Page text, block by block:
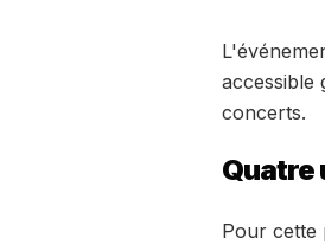
accessible
concerts.
Quatre
Pour cette